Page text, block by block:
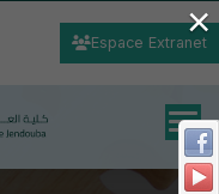
Espace Extranet
×